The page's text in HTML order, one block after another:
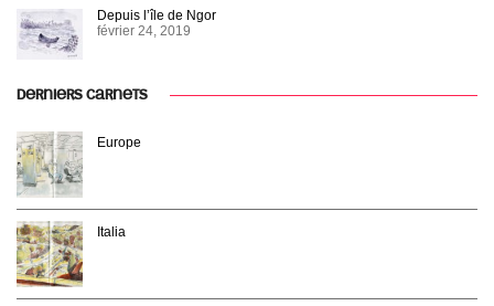
Depuis l’île de Ngor
février 24, 2019
DERNIERS CARNETS
Europe
Italia